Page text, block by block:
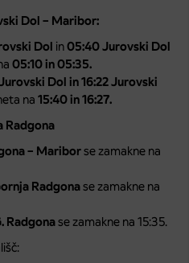
Dol – Maribor:
Dol in05:40 Jurovski Dol
05:10 in 05:35.
Dol in 16:22 Jurovski
na 15:40in 16:27.
Radgona
– Mariborse zamakne na
Radgonase zamakne na
Radgonase zamakne na 15:35.